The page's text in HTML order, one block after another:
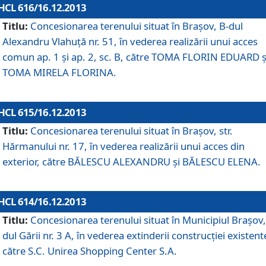
616/16.12.2013
Titlu: Concesionarea terenului situat în Braşov, B-dul
Alexandru Vlahuţă nr. 51, în vederea realizării unui acces
comun ap. 1 şi ap. 2, sc. B, către TOMA FLORIN EDUARD
TOMA MIRELA FLORINA.
615/16.12.2013
Titlu: Concesionarea terenului situat în Braşov, str.
Hărmanului nr. 17, în vederea realizării unui acces din
exterior, către BĂLESCU ALEXANDRU şi BĂLESCU ELENA.
614/16.12.2013
Titlu: Concesionarea terenului situat în Municipiul
dul Gării nr. 3 A, în vederea extinderii construcţiei
către S.C. Unirea Shopping Center S.A.